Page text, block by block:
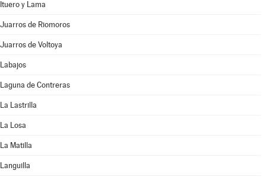
Ituero y Lama
Juarros de Riomoros
Juarros de Voltoya
Labajos
Laguna de Contreras
La Lastrilla
La Losa
La Matilla
Languilla